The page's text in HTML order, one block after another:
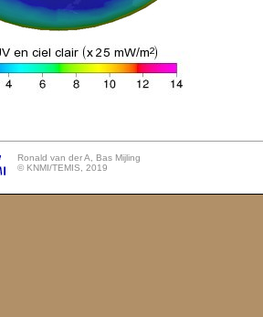
Ronald van der A, Bas Mijling
© KNMI/TEMIS, 2019